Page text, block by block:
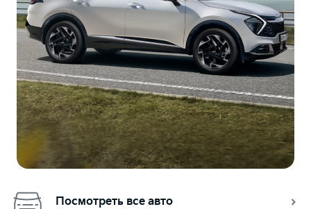
Посмотреть все авто